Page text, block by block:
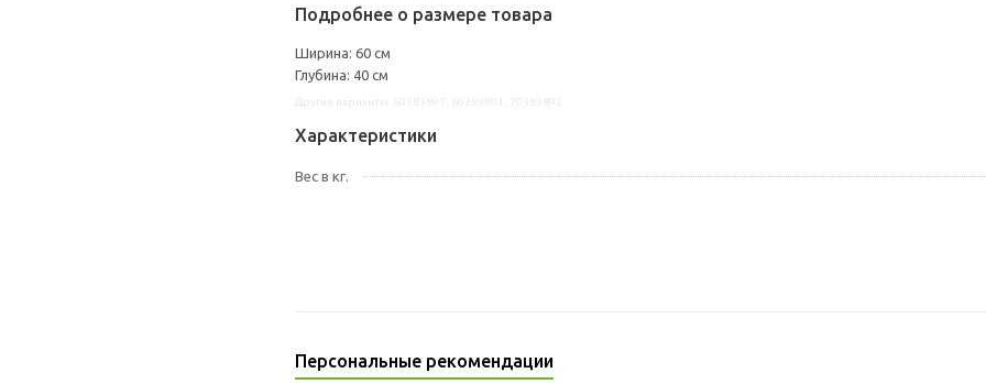
Подробнее о размере товара
Ширина: 60 см
Глубина: 40 см
Характеристики
Вес в кг.
Персональные рекомендации